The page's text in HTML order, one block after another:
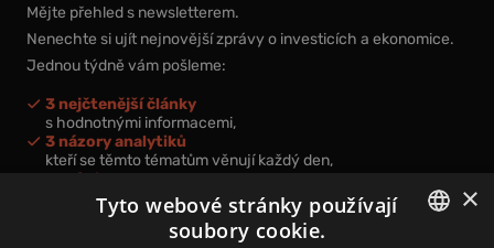
Mějte přehled s newsletterem.
Nenechte si ujít nejnovější zprávy o investicích a ekonomice.
Jednou týdně vám pošleme:
3 nejčtenější články
s hodnotnými informacemi,
3 názory analytiků
kteří se těmto tématům věnují každý den,
nová videa a podcasty
k prohloubení vašich znalostí.
×
Tyto webové stránky používají
soubory cookie.